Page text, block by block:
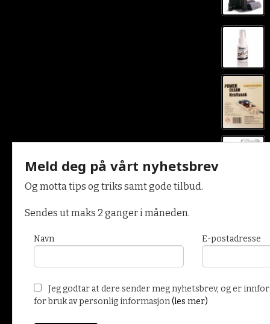
og vi kan yte deg bedre service. Vi bruker cookies hovedsaklig til
innloggingsdetaljer og huske hva du har puttet i handlekurven din.
Meld deg på vårt nyhetsbrev
Og motta tips og triks samt gode tilbud.
Sendes ut maks 2 ganger i måneden.
Navn E-postadresse
Jeg godtar at dere sender meg nyhetsbrev, og er
for bruk av personlig informasjon(les mer)